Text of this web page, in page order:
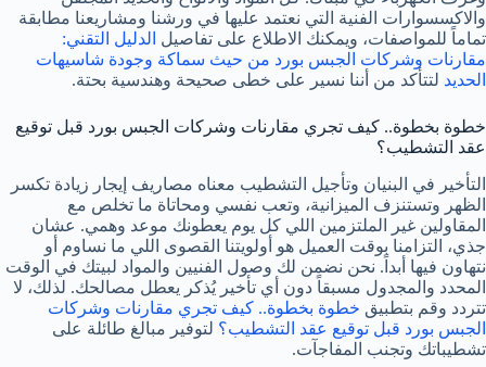
والاكسسوارات الفنية التي نعتمد عليها في ورشنا ومشاريعنا مطابقة
تماماً للمواصفات، ويمكنك الاطلاع على تفاصيل الدليل التقني:
مقارنات وشركات الجبس بورد من حيث سماكة وجودة شاسيهات
الحديد لتتأكد من أننا نسير على خطى صحيحة وهندسية بحتة.
خطوة بخطوة.. كيف تجري مقارنات وشركات الجبس بورد قبل توقيع
عقد التشطيب؟
التأخير في البنيان وتأجيل التشطيب معناه مصاريف إيجار زيادة تكسر
الظهر وتستنزف الميزانية، وتعب نفسي ومحاتاة ما تخلص مع
المقاولين غير الملتزمين اللي كل يوم يعطونك موعد وهمي. عشان
جذي، التزامنا بوقت العميل هو أولويتنا القصوى اللي ما نساوم أو
نتهاون فيها أبداً. نحن نضمن لك وصول الفنيين والمواد لبيتك في الوقت
المحدد والمجدول مسبقاً دون أي تأخير يُذكر يعطل مصالحك. لذلك، لا
تتردد وقم بتطبيق خطوة بخطوة.. كيف تجري مقارنات وشركات
الجبس بورد قبل توقيع عقد التشطيب؟ لتوفير مبالغ طائلة على
تشطيباتك وتجنب المفاجآت.